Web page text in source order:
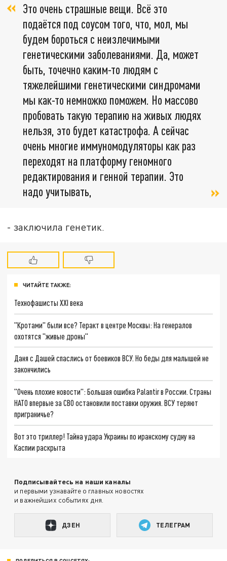
Это очень страшные вещи. Всё это
подаётся под соусом того, что, мол, мы
будем бороться с неизлечимыми
генетическими заболеваниями. Да, может
быть, точечно каким-то людям с
тяжелейшими генетическими синдромами
мы как-то немножко поможем. Но массово
пробовать такую терапию на живых людях
нельзя, это будет катастрофа. А сейчас
очень многие иммуномодуляторы как раз
переходят на платформу геномного
редактирования и генной терапии. Это
надо учитывать,
- заключила генетик.
ЧИТАЙТЕ ТАКЖЕ:
Технофашисты XXI века
"Кротами" были все? Теракт в центре Москвы: На генералов
охотятся "живые дроны"
Даня с Дашей спаслись от боевиков ВСУ. Но беды для малышей не
закончились
"Очень плохие новости": Большая ошибка Palantir в России. Страны
НАТО впервые за СВО остановили поставки оружия. ВСУ теряют
приграничье?
Вот это триллер! Тайна удара Украины по иранскому судну на
Каспии раскрыта
Подписывайтесь на наши каналы
и первыми узнавайте о главных новостях
и важнейших событиях дня.
ДЗЕН ТЕЛЕГРАМ